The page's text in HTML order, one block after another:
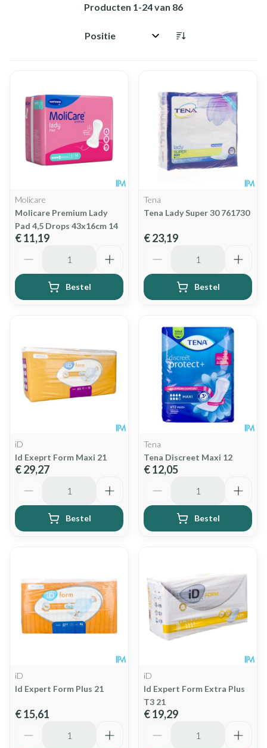
Producten 1-24van 86
Sorteer op:
Molicare
Molicare Premium Lady
Pad 4,5 Drops 43x16cm 14
€ 11,19
Bestel
Tena
Tena Lady Super 30 761730
€ 23,19
Bestel
iD
Id Exeprt Form Maxi 21
€ 29,27
Bestel
Tena
Tena Discreet Maxi 12
€ 12,05
Bestel
iD
Id Expert Form Plus 21
€ 15,61
iD
Id Expert Form Extra Plus
T3 21
€ 19,29